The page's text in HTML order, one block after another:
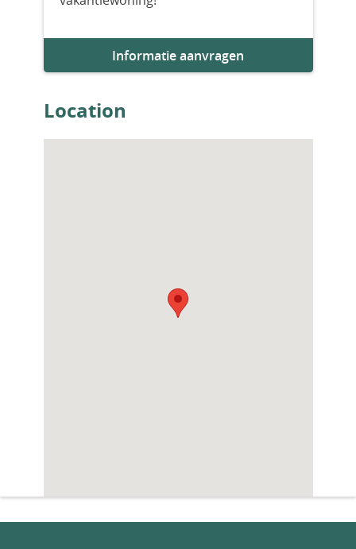
Informatie aanvragen
Location